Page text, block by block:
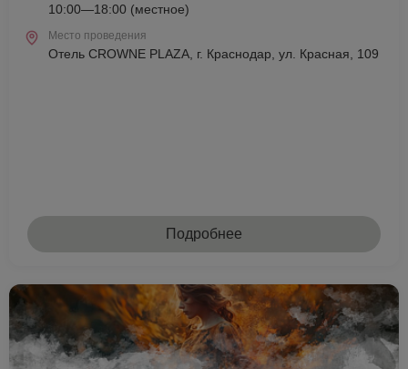
10:00—18:00 (местное)
Место проведения
Отель CROWNE PLAZA, г. Краснодар, ул. Красная, 109
Подробнее